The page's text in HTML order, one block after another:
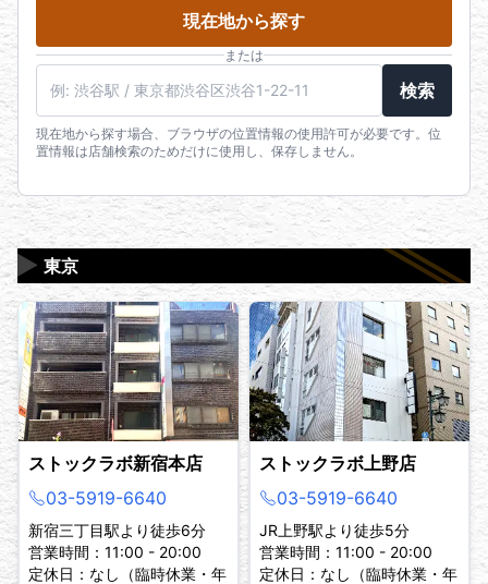
現在地から探す
または
検索
現在地から探す場合、ブラウザの位置情報の使用許可が必要です。位
置情報は店舗検索のためだけに使用し、保存しません。
東京
▶
ストックラボ新宿本店
03-5919-6640
新宿三丁目駅より徒歩6分
営業時間：11:00 - 20:00
定休日：なし（臨時休業・年
ストックラボ上野店
03-5919-6640
JR上野駅より徒歩5分
営業時間：11:00 - 20:00
定休日：なし（臨時休業・年